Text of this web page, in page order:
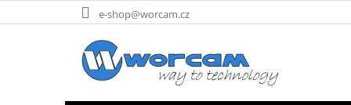
na
e-shop@worcam.cz